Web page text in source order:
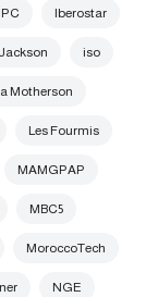
Iberostar IPC مجاعة غزة
iso
Motherson
Les Fourmis
MAMGPAP
MBC5
MoroccoTech
NGE